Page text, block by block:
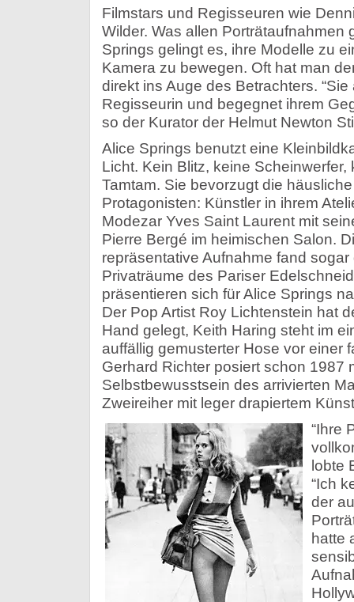
Filmstars und Regisseuren wie
Wilder. Was allen Porträtaufnahmen
Springs gelingt es, ihre Modelle zu
Kamera zu bewegen. Oft hat man
direkt ins Auge des Betrachters.
Regisseurin und begegnet ihrem
so der Kurator der Helmut Newton
Alice Springs benutzt eine
Licht. Kein Blitz, keine
Tamtam. Sie bevorzugt die
Protagonisten: Künstler in ihrem
Modezar Yves Saint Laurent mit
Pierre Bergé im heimischen Salon.
repräsentative Aufnahme fand
Privaträume des Pariser
präsentieren sich für Alice Springs
Der Pop Artist Roy Lichtenstein hat
Hand gelegt, Keith Haring steht im
auffällig gemusterter Hose vor einer
Gerhard Richter posiert schon 1987
Selbstbewusstsein des arrivierten
Zweireiher mit leger drapiertem
“Ihre
lobte
“Ich
der
hatte